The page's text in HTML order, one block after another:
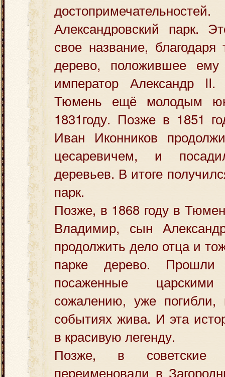
Александровский парк.
свое название,
дерево, положившее ему
император Александр
Тюмень ещё молодым
1831году. Позже в 1851
Иван Иконников
цесаревичем, и
деревьев. В итоге
парк.
Позже, в 1868 году в
Владимир, сын
продолжить дело отца и
парке дерево. Прошли
посаженные
сожалению, уже
событиях жива. И эта
в красивую легенду.
Позже, в советские
переименовали в